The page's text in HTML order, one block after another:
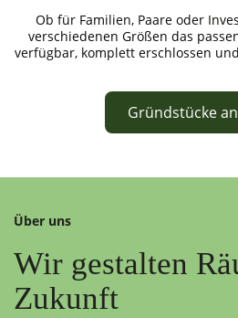
Ob für Familien, Paare oder
verschiedenen Größen das
verfügbar, komplett erschlossen
Gründstücke
Über uns
Wir gestalten
Zukunft